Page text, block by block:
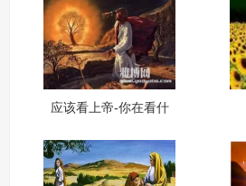
应该看上帝-你在看什